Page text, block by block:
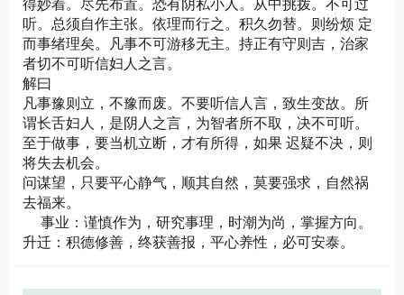
听。总须自作主张。依理而行之。积久勿替。则纷烦 定
而事绪理矣。凡事不可游移无主。持正有守则吉，治家
者切不可听信妇人之言。
解曰
凡事豫则立，不豫而废。不要听信人言，致生变故。所
谓长舌妇人，是阴人之言，为智者所不取，决不可听。
至于做事，要当机立断，才有所得，如果 迟疑不决，则
将失去机会。
问谋望，只要平心静气，顺其自然，莫要强求，自然祸
去福来。
事业：谨慎作为，研究事理，时潮为尚，掌握方向。
升迁：积德修善，终获善报，平心养性，必可安泰。